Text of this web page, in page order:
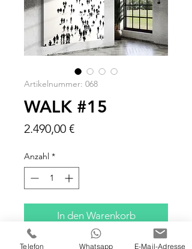
Artikelnummer: 068
WALK #15
2.490,00 €Preis
Anzahl *
In den Warenkorb
Telefon Whatsapp E-Mail-Adresse